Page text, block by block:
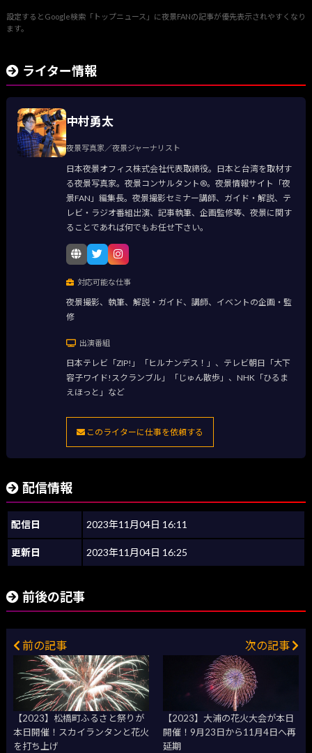
設定するとGoogle検索「トップニュース」に夜景FANの記事が優先表示されやすくなり
ます。
ライター情報
中村勇太
夜景写真家／夜景ジャーナリスト
日本夜景オフィス株式会社代表取締役。日本と台湾を取材す
る夜景写真家。夜景コンサルタント®。夜景情報サイト「夜
景FAN」編集長。夜景撮影セミナー講師、ガイド・解説、テ
レビ・ラジオ番組出演、記事執筆、企画監修等、夜景に関す
ることであれば何でもお任せ下さい。
対応可能な仕事
夜景撮影、執筆、解説・ガイド、講師、イベントの企画・監
修
出演番組
日本テレビ「ZIP!」「ヒルナンデス！」、テレビ朝日「大下
容子ワイド!スクランブル」「じゅん散歩」、NHK「ひるま
えほっと」など
このライターに仕事を依頼する
配信情報
配信日 2023年11月04日 16:11
更新日 2023年11月04日 16:25
前後の記事
前の記事
【2023】松橋町ふるさと祭りが
本日開催！スカイランタンと花火
を打ち上げ
次の記事
【2023】大浦の花火大会が本日
開催！9月23日から11月4日へ再
延期